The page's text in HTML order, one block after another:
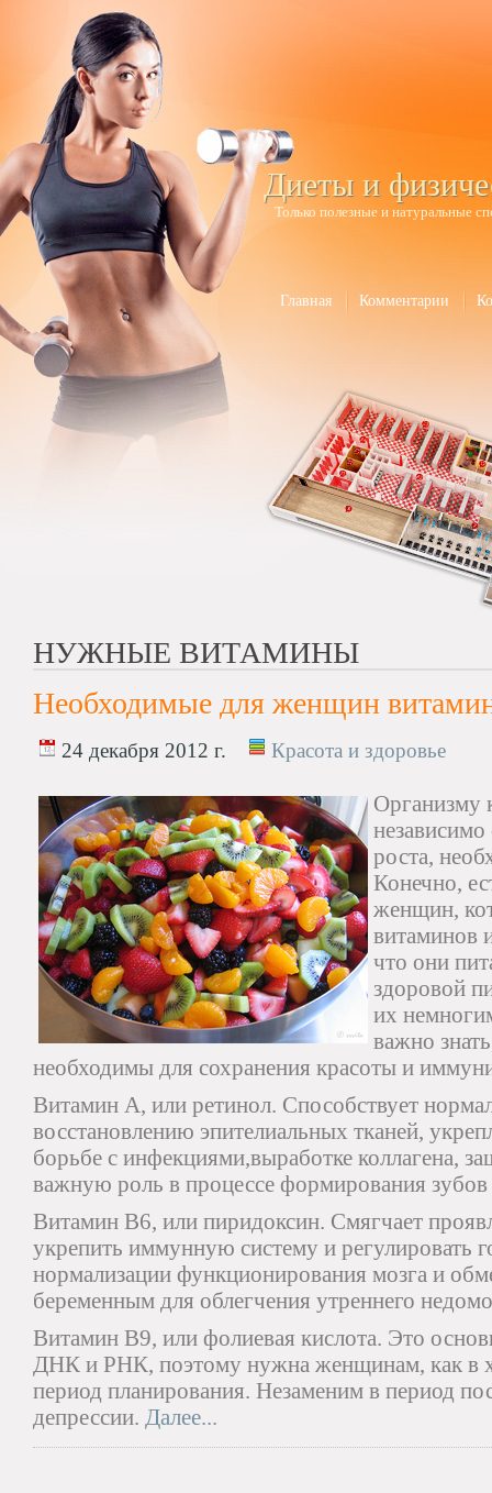
Диеты и
Только полезные и натуральные
Главная Комментарии
НУЖНЫЕ ВИТАМИНЫ
Необходимые для женщин
24 декабря 2012 г. Красота и здоровье
независимо
роста,
Конечно,
женщин,
витаминов
что они
здоровой
их
важно
необходимы для сохранения красоты и
Витамин А, или ретинол. Способствует
восстановлению эпителиальных тканей,
борьбе с инфекциями,выработке коллагена,
важную роль в процессе формирования зубов
Витамин B6, или пиридоксин. Смягчает
укрепить иммунную систему и регулировать
нормализации функционирования мозга и
беременным для облегчения утреннего
Витамин В9, или фолиевая кислота. Это
ДНК и РНК, поэтому нужна женщинам, как в
период планирования. Незаменим в период
депрессии. Далее...